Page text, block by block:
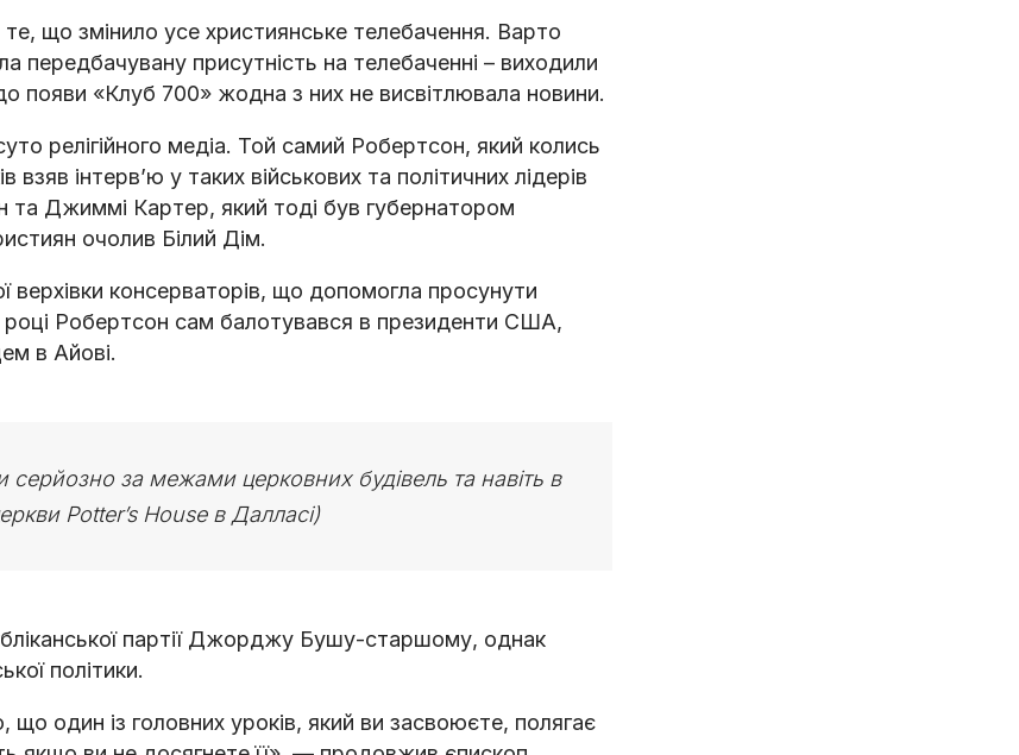
що змінило усе християнське телебачення. Варто
передбачувану присутність на телебаченні – виходили
появи «Клуб 700» жодна з них не висвітлювала новини.
релігійного медіа. Той самий Робертсон, який колись
інтерв’ю у таких військових та політичних лідерів
та Джиммі Картер, який тоді був губернатором
очолив Білий Дім.
консерваторів, що допомогла просунути
році Робертсон сам балотувався в президенти США,
в Айові.
за межами церковних будівель та навіть в
Potter’s House в Далласі)
партії Джорджу Бушу-старшому, однак
політики.
один із головних уроків, який ви засвоюєте, полягає